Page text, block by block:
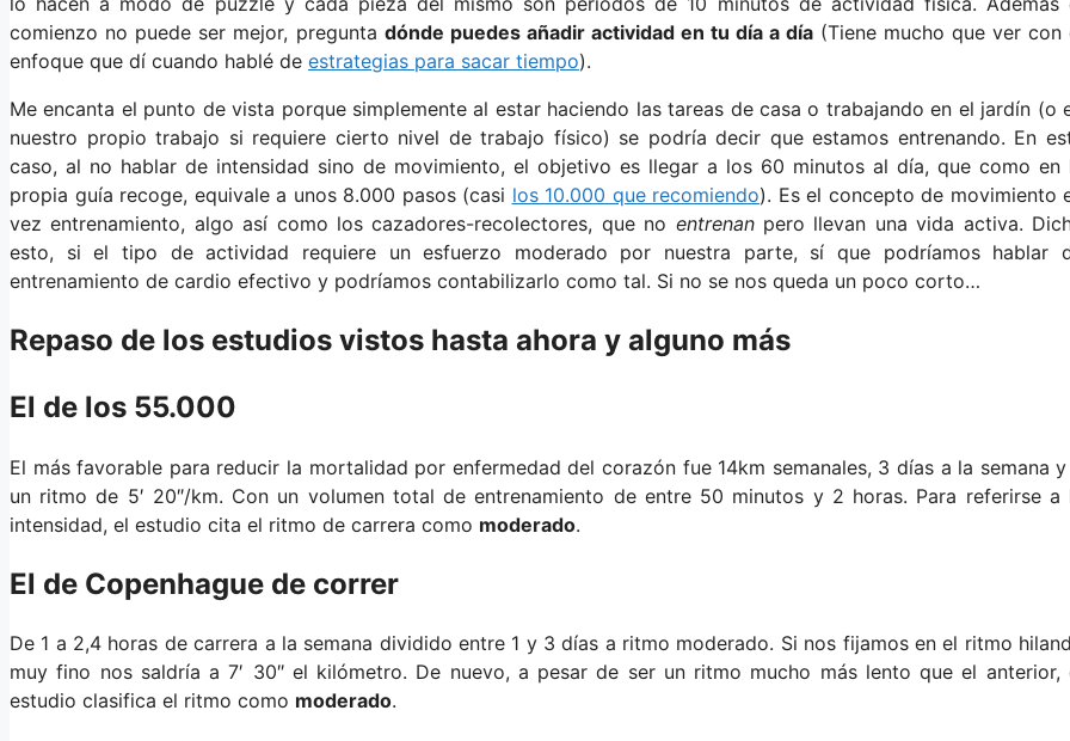
comienzo no puede ser mejor, pregunta dónde puedes añadir actividad en tu día a día (Tiene mucho que ver con
enfoque que dí cuando hablé de estrategias para sacar tiempo).
Me encanta el punto de vista porque simplemente al estar haciendo las tareas de casa o trabajando en el jardín (o
nuestro propio trabajo si requiere cierto nivel de trabajo físico) se podría decir que estamos entrenando. En
caso, al no hablar de intensidad sino de movimiento, el objetivo es llegar a los 60 minutos al día, que como en
propia guía recoge, equivale a unos 8.000 pasos (casi los 10.000 que recomiendo). Es el concepto de movimiento
vez entrenamiento, algo así como los cazadores-recolectores, que no entrenanpero llevan una vida activa.
esto, si el tipo de actividad requiere un esfuerzo moderado por nuestra parte, sí que podríamos hablar
entrenamiento de cardio efectivo y podríamos contabilizarlo como tal. Si no se nos queda un poco corto…
Repaso de los estudios vistos hasta ahora y alguno más
El de los 55.000
El más favorable para reducir la mortalidad por enfermedad del corazón fue 14km semanales, 3 días a la semana y
un ritmo de 5′ 20″/km. Con un volumen total de entrenamiento de entre 50 minutos y 2 horas. Para referirse a
intensidad, el estudio cita el ritmo de carrera como moderado.
El de Copenhague de correr
De 1 a 2,4 horas de carrera a la semana dividido entre 1 y 3 días a ritmo moderado. Si nos fijamos en el ritmo
muy fino nos saldría a 7′ 30″ el kilómetro. De nuevo, a pesar de ser un ritmo mucho más lento que el anterior,
estudio clasifica el ritmo como moderado.